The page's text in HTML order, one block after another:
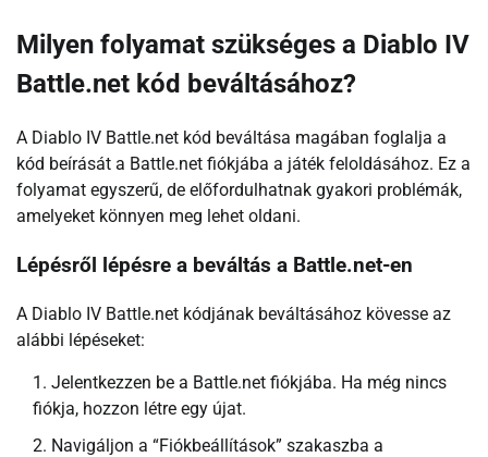
Milyen folyamat szükséges a Diablo IV
Battle.net kód beváltásához?
A Diablo IV Battle.net kód beváltása magában foglalja a
kód beírását a Battle.net fiókjába a játék feloldásához. Ez a
folyamat egyszerű, de előfordulhatnak gyakori problémák,
amelyeket könnyen meg lehet oldani.
Lépésről lépésre a beváltás a Battle.net-en
A Diablo IV Battle.net kódjának beváltásához kövesse az
alábbi lépéseket:
Jelentkezzen be a Battle.net fiókjába. Ha még nincs
fiókja, hozzon létre egy újat.
Navigáljon a “Fiókbeállítások” szakaszba a